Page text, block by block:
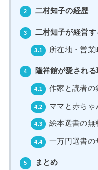
2 二村知子の経歴
3 二村知子が経営す
3.1 所在地・営業
4 隆祥館が愛される
4.1 作家と読者の
4.2 ママと赤ちゃ
4.3 絵本選書の無
4.4 一万円選書の
5 まとめ